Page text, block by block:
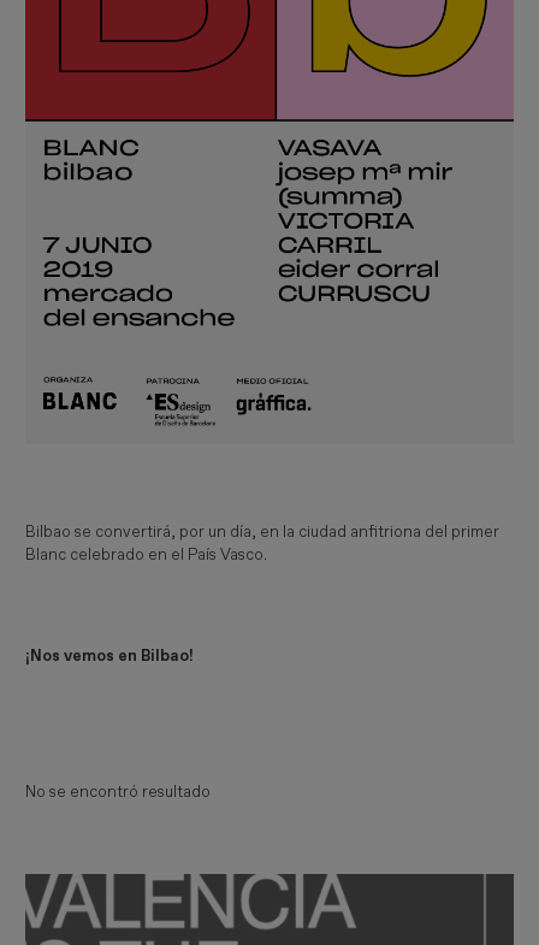
Bilbao se convertirá, por un día, en la ciudad anfitriona del primer
Blanc celebrado en el País Vasco.
¡Nos vemos en Bilbao!
No se encontró resultado